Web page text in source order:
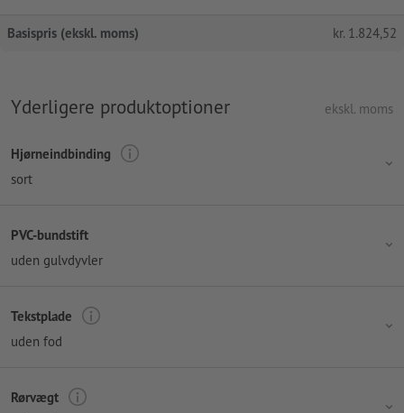
Basispris (ekskl. moms) kr. 1.824,52
Yderligere produktoptioner ekskl. moms
Hjørneindbinding
sort
PVC-bundstift
uden gulvdyvler
Tekstplade
uden fod
Rørvægt